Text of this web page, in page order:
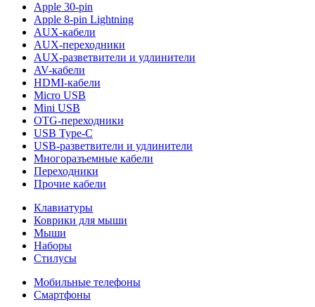
Apple 30-pin
Apple 8-pin Lightning
AUX-кабели
AUX-переходники
AUX-разветвители и удлинители
AV-кабели
HDMI-кабели
Micro USB
Mini USB
OTG-переходники
USB Type-C
USB-разветвители и удлинители
Многоразъемные кабели
Переходники
Прочие кабели
Клавиатуры
Коврики для мыши
Мыши
Наборы
Стилусы
Мобильные телефоны
Смартфоны